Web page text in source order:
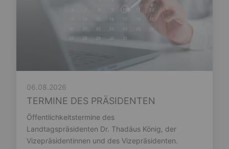
06.08.2026
TERMINE DES PRÄSIDENTEN
Öffentlichkeitstermine des
Landtagspräsidenten Dr. Thadäus König, der
Vizepräsidentinnen und des Vizepräsidenten.